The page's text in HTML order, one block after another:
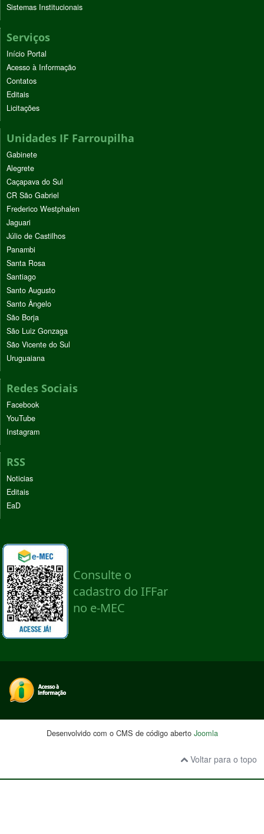
Sistemas Institucionais
Serviços
Início Portal
Acesso à Informação
Contatos
Editais
Licitações
Unidades IF Farroupilha
Gabinete
Alegrete
Caçapava do Sul
CR São Gabriel
Frederico Westphalen
Jaguari
Júlio de Castilhos
Panambi
Santa Rosa
Santiago
Santo Augusto
Santo Ângelo
São Borja
São Luiz Gonzaga
São Vicente do Sul
Uruguaiana
Redes Sociais
Facebook
YouTube
Instagram
RSS
Noticias
Editais
EaD
Desenvolvido com o CMS de código aberto Joomla
Voltar para o topo